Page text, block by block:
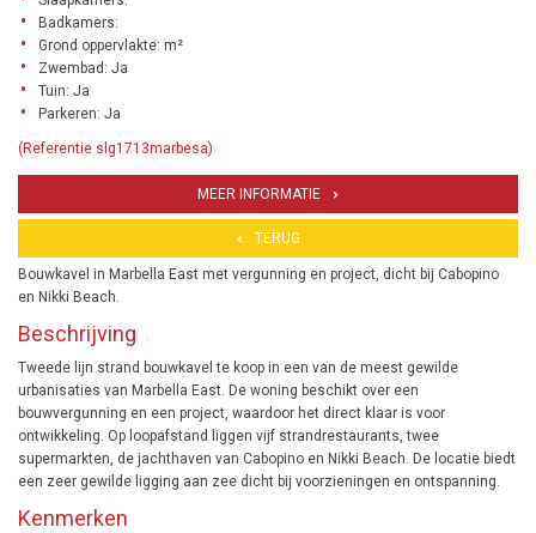
Badkamers:
Grond oppervlakte: m²
Zwembad: Ja
Tuin: Ja
Parkeren: Ja
(Referentie slg1713marbesa)
MEER INFORMATIE
TERUG
Bouwkavel in Marbella East met vergunning en project, dicht bij Cabopino
en Nikki Beach.
Beschrijving
Tweede lijn strand bouwkavel te koop in een van de meest gewilde
urbanisaties van Marbella East. De woning beschikt over een
bouwvergunning en een project, waardoor het direct klaar is voor
ontwikkeling. Op loopafstand liggen vijf strandrestaurants, twee
supermarkten, de jachthaven van Cabopino en Nikki Beach. De locatie biedt
een zeer gewilde ligging aan zee dicht bij voorzieningen en ontspanning.
Kenmerken